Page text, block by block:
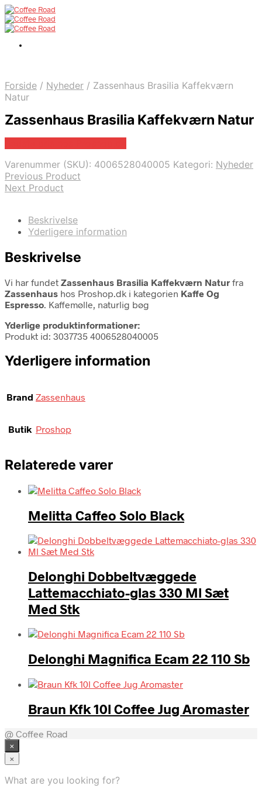
Forside / Nyheder / Zassenhaus Brasilia Kaffekværn
Natur
Zassenhaus Brasilia Kaffekværn Natur
Varenummer (SKU): 4006528040005 Kategori: Nyheder
Previous Product
Next Product
Beskrivelse
Yderligere information
Beskrivelse
Vi har fundet Zassenhaus Brasilia Kaffekværn Natur fra
Zassenhaus hos Proshop.dk i kategorien Kaffe Og
Espresso. Kaffemølle, naturlig bøg
Yderlige produktinformationer:
Produkt id: 3037735 4006528040005
Yderligere information
Brand Zassenhaus
Butik Proshop
Relaterede varer
Melitta Caffeo Solo Black
Delonghi Dobbeltvæggede
Lattemacchiato-glas 330 Ml Sæt
Med Stk
Delonghi Magnifica Ecam 22 110 Sb
Braun Kfk 10l Coffee Jug Aromaster
@ Coffee Road
×
×
What are you looking for?